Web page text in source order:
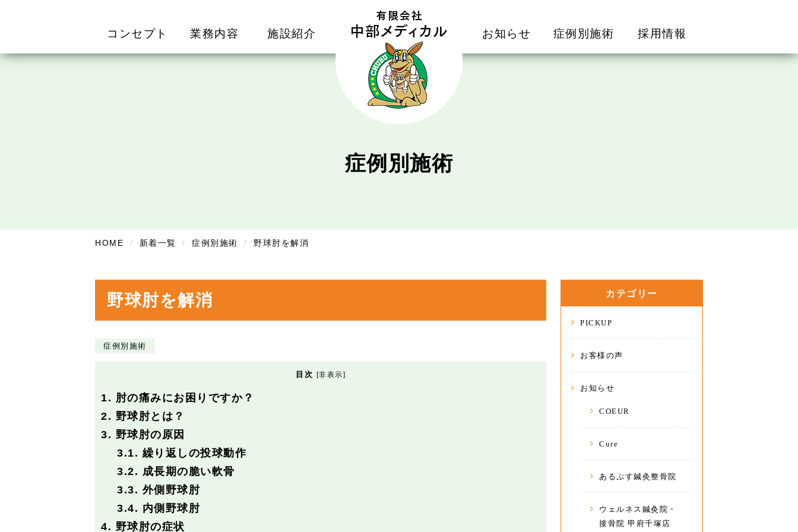
コンセプト 業務内容 施設紹介 お知らせ 症例別施術 採用情報
症例別施術
HOME 新着一覧 症例別施術 野球肘を解消
野球肘を解消
症例別施術
目次 [非表示]
1. 肘の痛みにお困りですか？
2. 野球肘とは？
3. 野球肘の原因
3.1. 繰り返しの投球動作
3.2. 成長期の脆い軟骨
3.3. 外側野球肘
3.4. 内側野球肘
4. 野球肘の症状
カテゴリー
PICKUP
お客様の声
お知らせ
COEUR
Cure
あるぷす鍼灸整骨院
ウェルネス鍼灸院・
接骨院 甲府千塚店